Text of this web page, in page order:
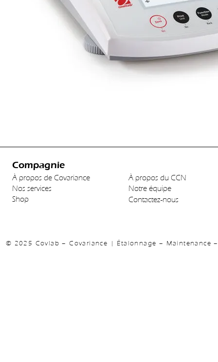
Compagnie
À propos de Covariance
Nos services
Shop
À propos du CCN
Notre équipe
Contactez-nous
© 2025 Covlab – Covariance | Étalonnage – Maintenance